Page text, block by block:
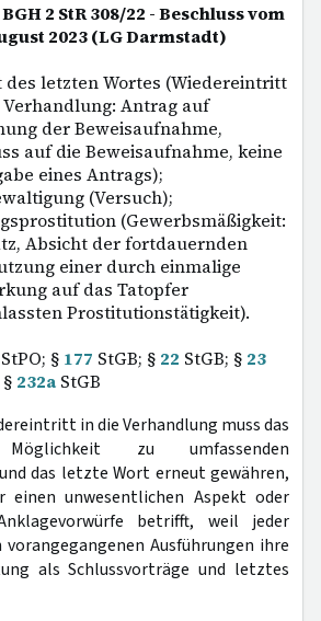
2 StR 308/22 - Beschluss vom
2023 (LG Darmstadt)
des letzten Wortes (Wiedereintritt
Antrag auf
der Beweisaufnahme,
auf die Beweisaufnahme, keine
eines Antrags);
(Versuch);
(Gewerbsmäßigkeit:
Absicht der fortdauernden
einer durch einmalige
auf das Tatopfer
Prostitutionstätigkeit).
StPO; § 177 StGB; § 22 StGB; § 23
232a StGB
in die Verhandlung muss das
zu umfassenden
das letzte Wort erneut gewähren,
einen unwesentlichen Aspekt oder
betrifft, weil jeder
Ausführungen ihre
als Schlussvorträge und letztes